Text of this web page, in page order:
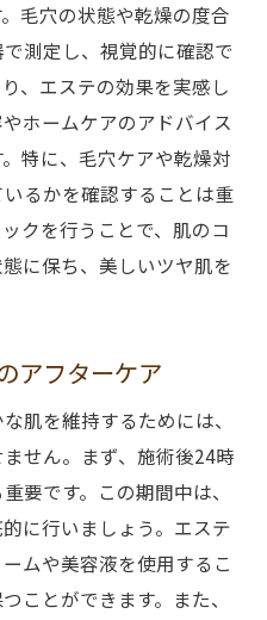
毛穴の状態や乾燥の度合
測定し、視覚的に確認で
、エステの効果を実感し
ホームケアのアドバイス
特に、毛穴ケアや乾燥対
るかを確認することは重
クを行うことで、肌のコ
に保ち、美しいツヤ肌を
アフターケア
肌を維持するためには、
せん。まず、施術後24時
要です。この期間中は、
に行いましょう。エステ
ムや美容液を使用するこ
ことができます。また、